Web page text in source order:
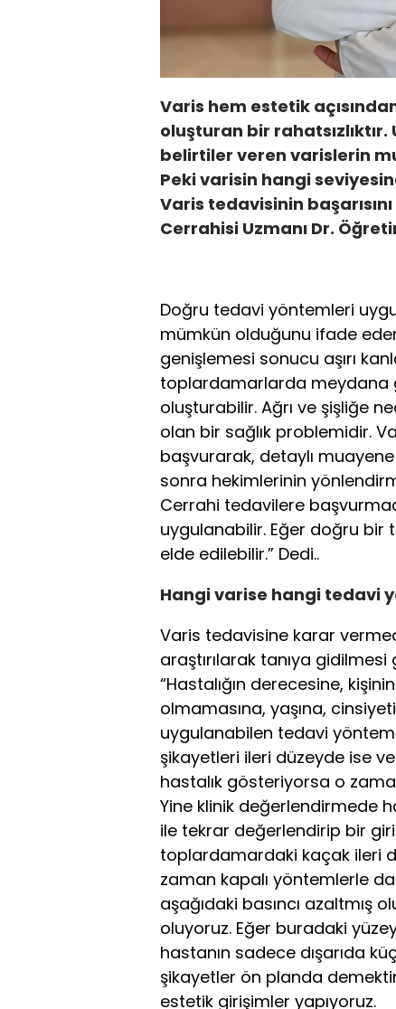
Varis hem estetik
oluşturan bir
belirtiler veren varislerin
Peki varisin hangi
Varis tedavisinin
Cerrahisi Uzmanı Dr.
Doğru tedavi yöntemleri
mümkün olduğunu ifade
genişlemesi sonucu aşırı
toplardamarlarda meydana
oluşturabilir. Ağrı ve şişliğe
olan bir sağlık problemidir.
başvurarak, detaylı
sonra hekimlerinin
Cerrahi tedavilere
uygulanabilir. Eğer doğru bir
elde edilebilir.” Dedi..
Hangi varise hangi tedavi
Varis tedavisine karar
araştırılarak tanıya
“Hastalığın derecesine,
olmamasına, yaşına,
uygulanabilen tedavi
şikayetleri ileri düzeyde ise
hastalık gösteriyorsa o
Yine klinik değerlendirmede
ile tekrar değerlendirip bir
toplardamardaki kaçak ileri
zaman kapalı yöntemlerle
aşağıdaki basıncı azaltmış
oluyoruz. Eğer buradaki
hastanın sadece dışarıda
şikayetler ön planda
estetik girişimler yapıyoruz.